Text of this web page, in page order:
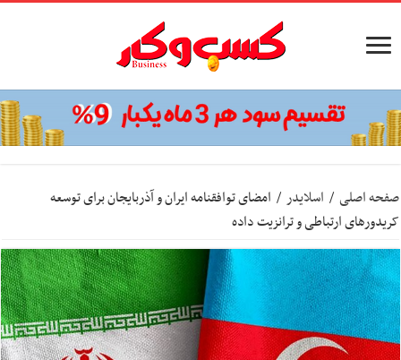
صفحه اصلی / اسلایدر / امضای توافقنامه ایران و آذربایجان برای توسعه
کریدورهای ارتباطی و ترانزیت داده